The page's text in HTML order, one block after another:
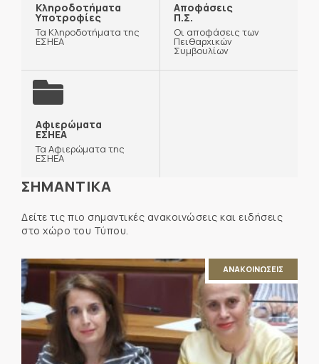
Κληροδοτήματα
Υποτροφίες
Τα Κληροδοτήματα της
ΕΣΗΕΑ
Αποφάσεις
Π.Σ.
Οι αποφάσεις των
Πειθαρχικών
Συμβουλίων
Αφιερώματα
ΕΣΗΕΑ
Τα Αφιερώματα της
ΕΣΗΕΑ
ΣΗΜΑΝΤΙΚΑ
Δείτε τις πιο σημαντικές ανακοινώσεις και ειδήσεις
στο χώρο του Τύπου.
ΑΝΑΚΟΙΝΩΣΕΙΣ